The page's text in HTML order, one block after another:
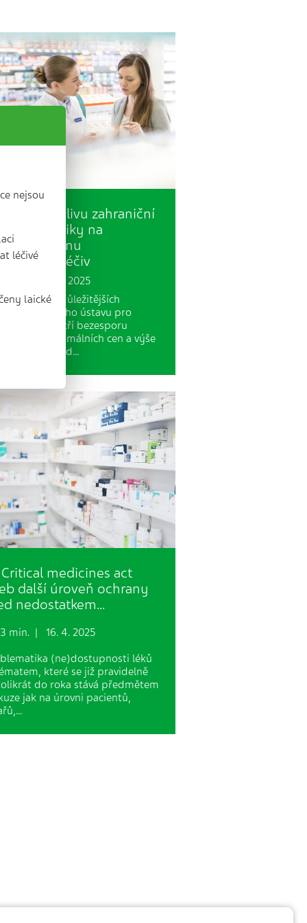
vlivu zahraniční
politiky na
cenu
léčiv
min. | 7. 11. 2025
jednu z nejdůležitějších
Státního ústavu pro
léčiv patří bezesporu
maximálních cen a výše
úhrad…
medicines act
další úroveň ochrany
nedostatkem…
min. | 16. 4. 2025
(ne)dostupnosti léků
které se již pravidelně
do roka stává předmětem
jak na úrovni pacientů,
nejsou
léčivé
laické